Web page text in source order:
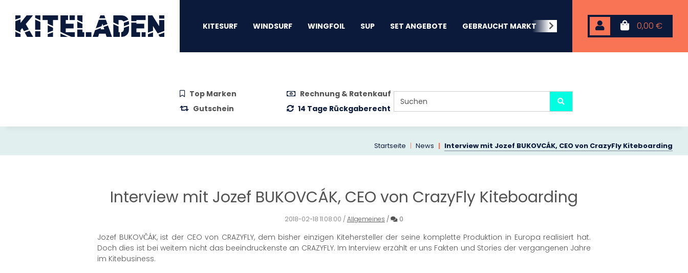
0,00 €
KITESURF WINDSURF WINGFOIL SUP SET ANGEBOTE GEBRAUCHT MARKT BEACHWEAR NEOPREN
Top Marken
Rechnung & Ratenkauf
Gutschein
14 Tage Rückgaberecht
Startseite News Interview mit Jozef BUKOVCÁK, CEO von CrazyFly Kiteboarding
Interview mit Jozef BUKOVCÁK, CEO von CrazyFly Kiteboarding
2018-02-18 11:08:00 /Allgemeines / Kommentare
0
Jozef BUKOVČÁK, ist der CEO von CRAZYFLY, dem bisher einzigen Kitehersteller der seine komplette Produktion in Europa realisiert hat.
Doch dies ist bei weitem nicht das beeindruckenste an CRAZYFLY. Im Interview erzählt er uns Fakten und Stories der vergangenen Jahre
im Kitebusiness.